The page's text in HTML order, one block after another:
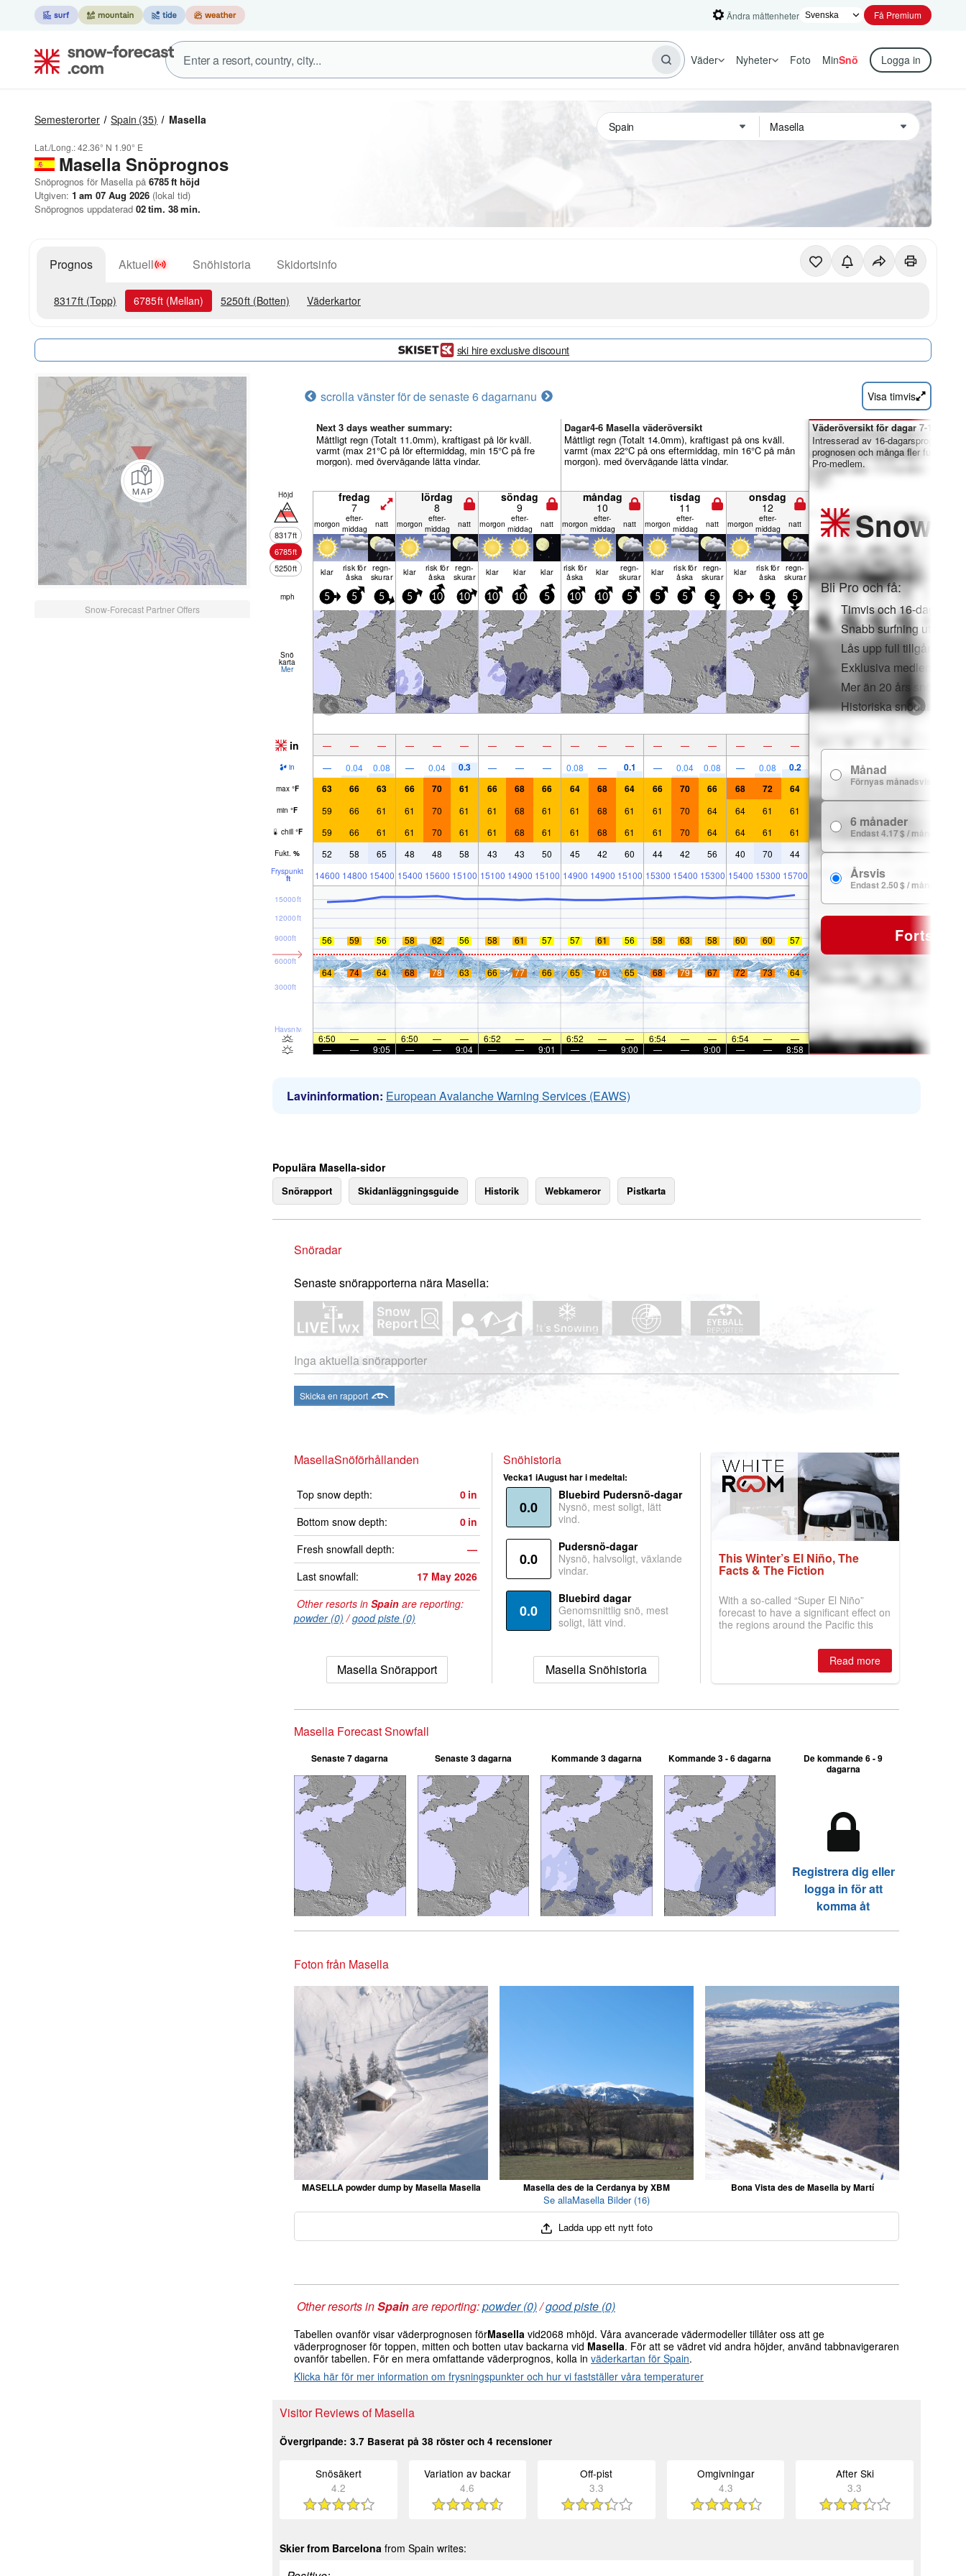
Ändra måttenheter Få Premium
Väder Nyheter Foto MinSnö Logga in
Semesterorter Spain (35) Masella
Lat./Long.:42.36° N 1.90° E
Masella Snöprognos
Snöprognos för Masella på 6785ft höjd
Utgiven: 1 am 07 Aug 2026 (lokal tid)
Snöprognos uppdaterad 02tim. 38min.
Prognos Aktuell Snöhistoria Skidortsinfo
8317ft (Topp) 6785ft (Mellan) 5250ft (Botten) Väderkartor
ski hire exclusive discount
Snow-Forecast Partner Offers
scrolla vänster för de senaste 6 dagarnanu Visa timvis
Next 3 days weather summary:
Måttligt regn (Totalt 11.0mm), kraftigast på lör kväll.
varmt (max 21°C på lör eftermiddag, min 15°C på fre
morgon). med övervägande lätta vindar.
Dagar4-6 Masella väderöversikt
Måttligt regn (Totalt 14.0mm), kraftigast på ons kväll.
varmt (max 22°C på ons eftermiddag, min 16°C på mån
morgon). med övervägande lätta vindar.
Höjd
8317ft
6785ft
5250ft
fredag
7
lördag
8
söndag
9
måndag
10
tisdag
11
onsdag
12
mor­gon efter­
middag
natt mor­gon efter­
middag
natt mor­gon efter­
middag
natt mor­gon efter­
middag
natt mor­gon efter­
middag
natt mor­gon efter­
middag
natt
klar risk för
åska
regn­
skurar klar risk för
åska
regn­
skurar klar klar klar risk för
åska klar regn­
skurar klar risk för
åska
regn­
skurar klar risk för
åska
regn­
skurar
mph 5 5 5 5 10 10 10 10 5 10 10 5 5 5 5 5 5 5
Snö
karta
Mer
in — — — — — — — — — — — — — — — — — —
in — 0.04 0.08 — 0.04 0.3 — — — 0.08 — 0.1 — 0.04 0.08 — 0.08 0.2
max °F 63 66 63 66 70 61 66 68 66 64 68 64 66 70 66 68 72 64
min °F 59 66 61 61 70 61 61 68 61 61 68 61 61 70 64 64 61 61
chill °F 59 66 61 61 70 61 61 68 61 61 68 61 61 70 64 64 61 61
Fukt. % 52 58 65 48 48 58 43 43 50 45 42 60 44 42 56 40 70 44
Fryspunkt
ft 14600 14800 15400 15400 15600 15100 15100 14900 15100 14900 14900 15100 15300 15400 15300 15400 15300 15700
Havsnivå
3000ft
6000ft
9000ft
12000ft
15000ft
56 59 56 58 62 56 58 61 57 57 61 56 58 63 58 60 60 57
64 74 64 68 78 63 66 77 66 65 76 65 68 79 67 72 73 64
6:50 — — 6:50 — — 6:52 — — 6:52 — — 6:54 — — 6:54 —
—
—
— 9:05 — — 9:04 — — 9:01 — — 9:00 — — 9:00 — — 8:58
Väderöversikt för dagar 7-16:
Intresserad av 16-
prognosen och många fler
Pro-medlem.
Snow
Bli Pro och få:
Timvis och 16-dagars
Snabb surfning utan
Lås upp full tillgång i
Exklusiva
Mer än 20 års
Historiska snödata
Månad
Förnyas månadsvis
6 månader
Endast 4.17 $ / månad
Årsvis
Endast 2.50 $ / månad
Fortsätt
Lavininformation: European Avalanche Warning Services (EAWS)
Populära Masella-sidor
Snörapport Skidanläggningsguide Historik Webkameror Pistkarta
Snöradar
Senaste snörapporterna nära Masella:
Inga aktuella snörapporter
Skicka en rapport
MasellaSnöförhållanden
Top snow depth: 0 in
Bottom snow depth:
0 in
Fresh snowfall depth:
—
Last snowfall:
17 May 2026
Other resorts in Spain are reporting:
powder (0) /good piste (0)
Masella Snörapport
Snöhistoria
Vecka1 iAugust har i medeltal:
0.0
Bluebird Pudersnö-dagar
Nysnö, mest soligt, lätt
vind.
0.0
Pudersnö-dagar
Nysnö, halvsoligt, växlande
vindar.
0.0
Bluebird dagar
Genomsnittlig snö, mest
soligt, lätt vind.
Masella Snöhistoria
This Winter’s El Niño, The
Facts & The Fiction
With a so-called “Super El Niño”
forecast to have a significant effect on
the regions around the Pacific this
is simple: book now or wait, and
where are the best odds?Read more
Masella Forecast Snowfall
Senaste 7 dagarna Senaste 3 dagarna Kommande 3 dagarna Kommande 3 - 6 dagarna
De kommande 6 - 9
dagarna
Registrera dig eller
logga in för att
komma åt
Foton från Masella
MASELLA powder dump by Masella Masella Masella des de la Cerdanya by XBM Bona Vista des de Masella by Martí
Se allaMasella Bilder (16)
Ladda upp ett nytt foto
Other resorts inSpainare reporting:powder (0)/good piste (0)
Tabellen ovanför visar väderprognosen förMasella vid2068 mhöjd. Våra avancerade vädermodeller tillåter oss att ge
väderprognoser för toppen, mitten och botten utav backarna vid Masella. För att se vädret vid andra höjder, använd tabbnavigeraren
ovanför tabellen. För en mera omfattande väderprognos, kolla in väderkartan för Spain.
Klicka här för mer information om frysningspunkter och hur vi fastställer våra temperaturer
Visitor Reviews of Masella
Övergripande: 3.7 Baserat på 38 röster och 4 recensioner
Snösäkert
4.2
Variation av backar
4.6
Off-pist
3.3
Omgivningar
4.3
After Ski
3.3
Skier from Barcelona from Spain writes: